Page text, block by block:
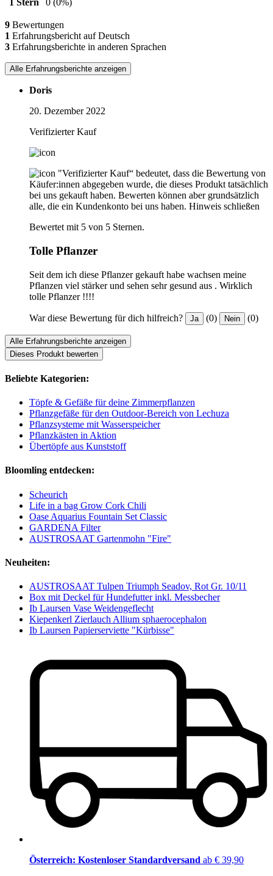
1 Stern 0 (0%)
9 Bewertungen
1 Erfahrungsbericht auf Deutsch
3 Erfahrungsberichte in anderen Sprachen
Alle Erfahrungsberichte anzeigen
Doris
20. Dezember 2022
Verifizierter Kauf
"Verifizierter Kauf“ bedeutet, dass die Bewertung von
Käufer:innen abgegeben wurde, die dieses Produkt tatsächlich
bei uns gekauft haben. Bewerten können aber grundsätzlich
alle, die ein Kundenkonto bei uns haben. Hinweis schließen
Bewertet mit 5 von 5 Sternen.
Tolle Pflanzer
Seit dem ich diese Pflanzer gekauft habe wachsen meine
Pflanzen viel stärker und sehen sehr gesund aus . Wirklich
tolle Pflanzer !!!!
War diese Bewertung für dich hilfreich? Ja (0) Nein (0)
Alle Erfahrungsberichte anzeigen
Dieses Produkt bewerten
Beliebte Kategorien:
Töpfe & Gefäße für deine Zimmerpflanzen
Pflanzgefäße für den Outdoor-Bereich von Lechuza
Pflanzsysteme mit Wasserspeicher
Pflanzkästen in Aktion
Übertöpfe aus Kunststoff
Bloomling entdecken:
Scheurich
Life in a bag Grow Cork Chili
Oase Aquarius Fountain Set Classic
GARDENA Filter
AUSTROSAAT Gartenmohn "Fire"
Neuheiten:
AUSTROSAAT Tulpen Triumph Seadov, Rot Gr. 10/11
Box mit Deckel für Hundefutter inkl. Messbecher
Ib Laursen Vase Weidengeflecht
Kiepenkerl Zierlauch Allium sphaerocephalon
Ib Laursen Papierserviette "Kürbisse"
Österreich: Kostenloser Standardversand ab € 39,90